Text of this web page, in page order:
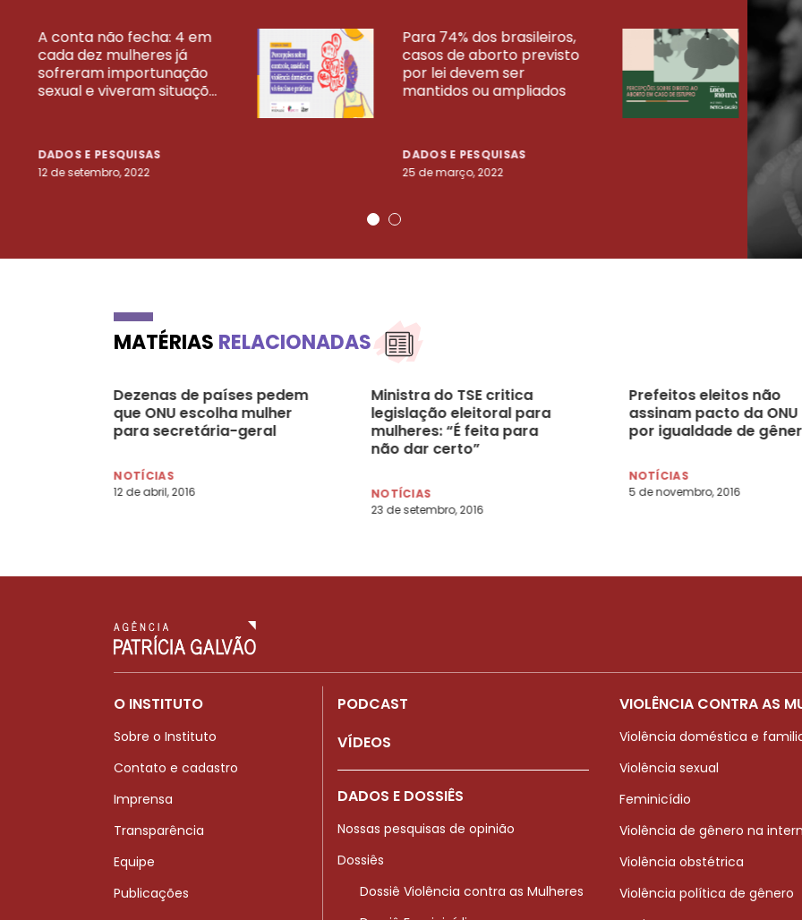
A conta não fecha: 4 em
cada dez mulheres já
sofreram importunação
sexual e viveram situaçõ...
DADOS E PESQUISAS
12 de setembro, 2022
Para 74% dos brasileiros,
casos de aborto previsto
por lei devem ser
mantidos ou ampliados
DADOS E PESQUISAS
25 de março, 2022
23
VEJA MAIS PESQUISAS
MATÉRIAS RELACIONADAS
Dezenas de países pedem
que ONU escolha mulher
para secretária-geral
NOTÍCIAS
12 de abril, 2016
Ministra do TSE critica
legislação eleitoral para
mulheres: “É feita para
não dar certo”
NOTÍCIAS
23 de setembro, 2016
Prefeitos eleitos não
assinam pacto da ONU
por igualdade de
NOTÍCIAS
5 de novembro, 2016
O INSTITUTO
Sobre o Instituto
Contato e cadastro
Imprensa
Transparência
Equipe
Publicações
PODCAST
VÍDEOS
DADOS E DOSSIÊS
Nossas pesquisas de opinião
Dossiês
Dossiê Violência contra as Mulheres
VIOLÊNCIA CONTRA AS
Violência doméstica e
Violência sexual
Feminicídio
Violência de gênero na
Violência obstétrica
Violência política de gênero